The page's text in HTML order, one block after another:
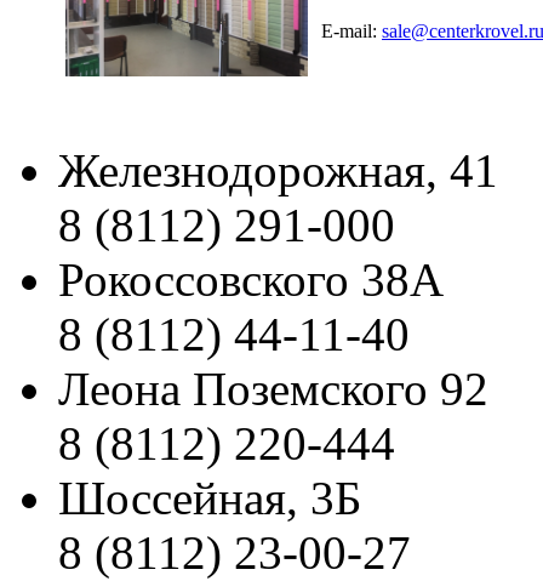
E-mail: sale@centerkrovel.ru
Железнодорожная, 41
8 (8112) 291-000
Рокоссовского 38А
8 (8112) 44-11-40
Леона Поземского 92
8 (8112) 220-444
Шоссейная, 3Б
8 (8112) 23-00-27